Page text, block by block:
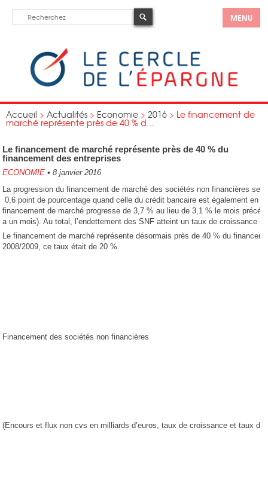
MENU
Accueil > Actualités > Economie > 2016 > Le financement de
marché représente près de 40 % d...
Le financement de marché représente près de 40 % du
financement des entreprises
ECONOMIE • 8 janvier 2016
La progression du financement de marché des sociétés non financières se
0,6 point de pourcentage quand celle du crédit bancaire est également en
financement de marché progresse de 3,7 % au lieu de 3,1 % le mois
a un mois). Au total, l’endettement des SNF atteint un taux de croissance
Le financement de marché représente désormais près de 40 % du
2008/2009, ce taux était de 20 %.
Financement des sociétés non financières
(Encours et flux non cvs en milliards d’euros, taux de croissance et taux